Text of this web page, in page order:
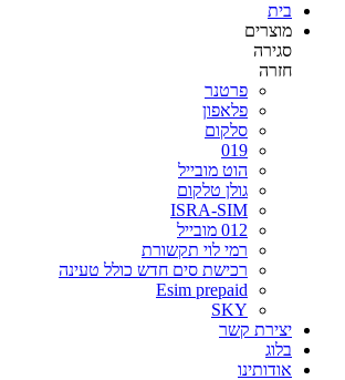
בית
מוצרים
סגירה
חזרה
פרטנר
פלאפון
סלקום
019
הוט מובייל
גולן טלקום
ISRA-SIM
012 מובייל
רמי לוי תקשורת
רכישת סים חדש כולל טעינה
Esim prepaid
SKY
יצירת קשר
בלוג
אודותינו